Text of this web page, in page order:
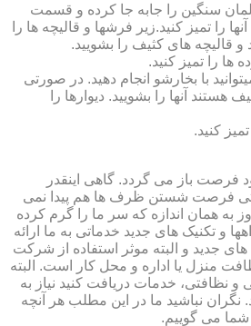
سنگین را جابه جا کرده و قسمت
را تمیز کنید.زیر فرش‏ها و قالیچه‏ ها را
و قالیچه‏ های کثیف را بشویید.
‏ها را تمیز کنید.
با بخارشو انجام دهید. در صورتی
هستند آنها را بشویید. دیوارها را
کنید.
فرصت باز می گردد. گاهی اینقدر
فرصت شستن ظرف ها هم پیدا نمی
به همان اندازه که سر ما را گرم کرده
و تکنیک های جدید خدماتی به ما ارائه
جدید و البته موثر استفاده از شرکت
منزل یا اداره و محل کار است. البته
و نظافتی، خدمات دریافت کنید نیاز به
نگران نباشید ما در این مطلب هر آنچه
شما می گوییم.